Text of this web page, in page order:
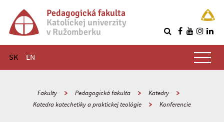
Pedagogická fakulta
Katolíckej univerzity
v Ružomberku
SK EN
Hlavné menu
Fakulty Pedagogická fakulta
Katedry
Katedra katechetiky a praktickej teológie
Konferencie